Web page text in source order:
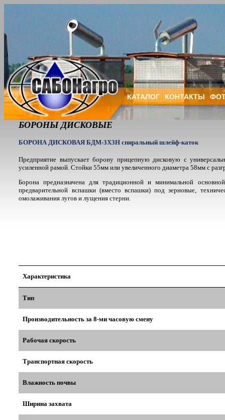
БОРОНЫ ДИСКОВЫЕ
КАТАЛОГ КОНТАКТЫ
БОРОНА ДИСКОВАЯ БДМ-3Х3Н спиральный шлейф-каток
Предприятие выпускает борону прицепную дисковую с
усиленной рамой. Стойки 55мм или увеличенного диаметра 58мм с
Борона предназначена для традиционной и минимальной
предварительной вспашки (вместо вспашки) под зерновые,
омолаживания лугов и лущения стерни.
Характеристика
Тип
Производительность за 8-ми часовую смену
Рабочая скорость
Транспортная скорость
Влажность почвы
Ширина захвата